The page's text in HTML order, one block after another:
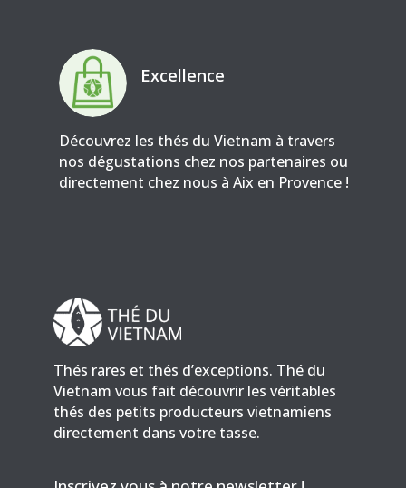
Excellence
Découvrez les thés du Vietnam à travers
nos dégustations chez nos partenaires ou
directement chez nous à Aix en Provence !
Thés rares et thés d’exceptions. Thé du
Vietnam vous fait découvrir les véritables
thés des petits producteurs vietnamiens
directement dans votre tasse.